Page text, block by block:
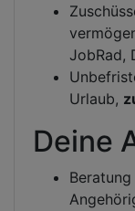
JobRad,
Urlaub,
Deine